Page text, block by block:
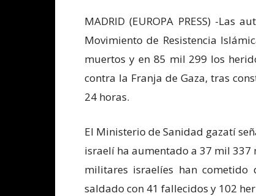
MADRID (EUROPA PRESS) -
Movimiento de Resistencia
muertos y en 85 mil 299 los
contra la Franja de Gaza, tras
24 horas.
El Ministerio de Sanidad gazatí
israelí ha aumentado a 37 mil 337
militares israelíes han cometido
saldado con 41 fallecidos y 102